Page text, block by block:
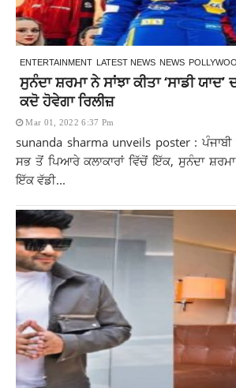
ENTERTAINMENT LATEST NEWS NEWS
ਸੁਨੰਦਾ ਸ਼ਰਮਾ ਨੇ ਸਾਂਝਾ ਕੀਤਾ ‘ਸਾਡੀ
ਕਦੋ ਹੋਵੇਗਾ ਰਿਲੀਜ਼
Mar 01, 2022 6:37 Pm
sunanda sharma unveils poster :
ਸਭ ਤੋਂ ਪਿਆਰੇ ਕਲਾਕਾਰਾਂ ਵਿੱਚੋਂ ਇੱਕ, ਸੁਨੰਦਾ
ਇੱਕ ਵੱਡੀ...